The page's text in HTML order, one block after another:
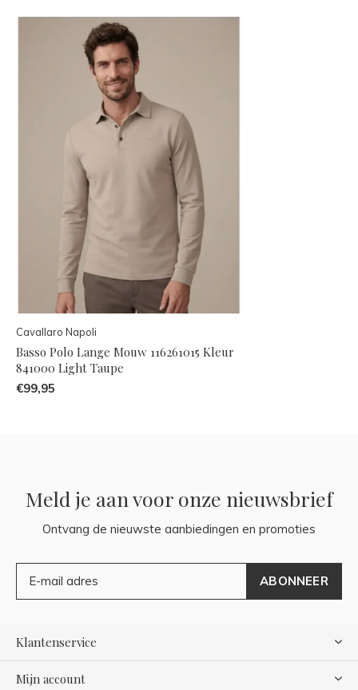
Cavallaro Napoli
Basso Polo Lange Mouw 116261015 Kleur
841000 Light Taupe
€99,95
Meld je aan voor onze nieuwsbrief
Ontvang de nieuwste aanbiedingen en promoties
ABONNEER
Klantenservice
Mijn account